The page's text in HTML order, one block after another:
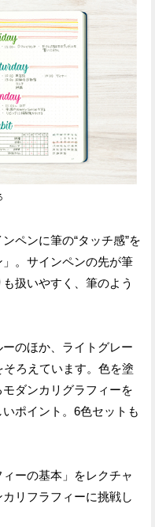
ペンに筆の“タッチ感”を
。サインペンの先が筆
扱いやすく、筆のよう
のほか、ライトグレー
ろえています。色を塗
ダンカリグラフィーを
ポイント。6色セットも
ーの基本」をレクチャ
リフラフィーに挑戦し